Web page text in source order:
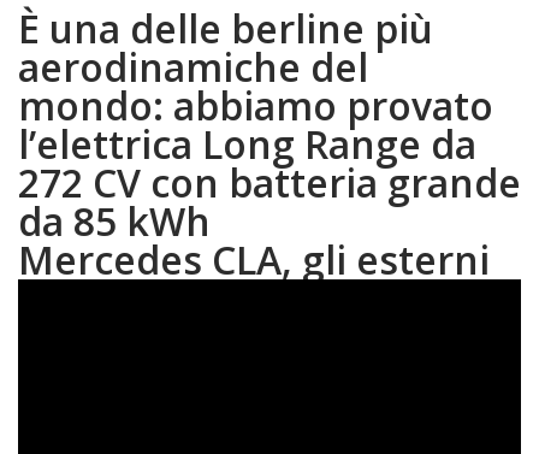
È una delle berline più
aerodinamiche del
mondo: abbiamo provato
l’elettrica Long Range da
272 CV con batteria grande
da 85 kWh
Mercedes CLA, gli esterni